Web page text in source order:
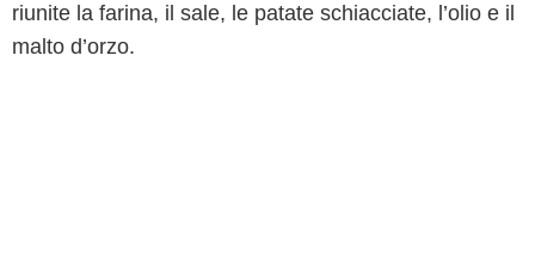
riunite la farina, il sale, le patate schiacciate, l’olio e il
malto d’orzo.